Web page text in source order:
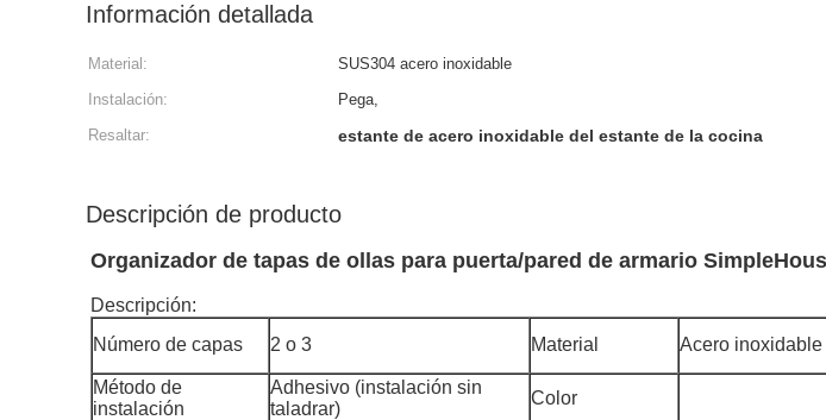
Información detallada
Material: SUS304 acero inoxidable
Instalación:
Pega,
Resaltar:
estante de acero inoxidable del estante de la cocina
Descripción de producto
Organizador de tapas de ollas para puerta/pared de armario
Descripción:
Número de capas
2 o 3 Material Acero
Método de
instalación
Adhesivo (instalación sin
taladrar)
Color